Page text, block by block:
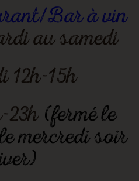
Bar à vin
au samedi
12h-15h
23h(fermé le
mercredi soir